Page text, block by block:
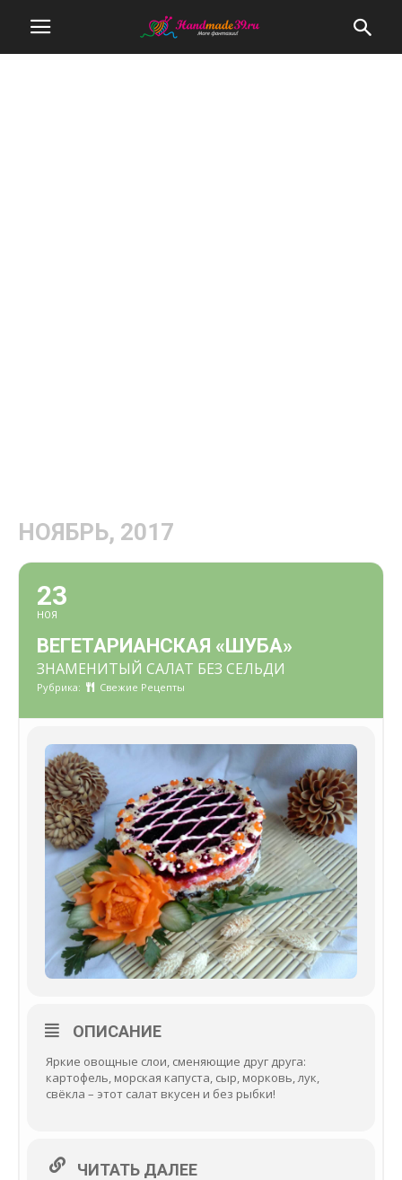
НОЯБРЬ, 2017
23
НОЯ
ВЕГЕТАРИАНСКАЯ «ШУБА»
ЗНАМЕНИТЫЙ САЛАТ БЕЗ СЕЛЬДИ
Рубрика: Свежие Рецепты
ОПИСАНИЕ
Яркие овощные слои, сменяющие друг друга:
картофель, морская капуста, сыр, морковь, лук,
свёкла – этот салат вкусен и без рыбки!
ЧИТАТЬ ДАЛЕЕ